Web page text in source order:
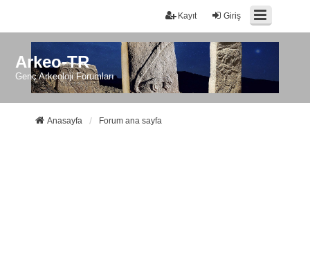
Giriş
Kayıt
Arkeo-TR
Genç Arkeoloji Forumları
Anasayfa Forum ana sayfa